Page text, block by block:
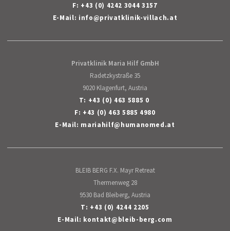
F: +43 (0) 4242 3044 3157
E-Mail: info@privatklinik-villach.at
Privatklinik Maria Hilf GmbH
Radetzkystraße 35
9020 Klagenfurt, Austria
T: +43 (0) 463 5885 0
F: +43 (0) 463 5885 4980
E-Mail: mariahilf@humanomed.at
BLEIB BERG F.X. Mayr Retreat
Thermenweg 28
9530 Bad Bleiberg, Austria
T: +43 (0) 4244 2205
E-Mail: kontakt@bleib-berg.com